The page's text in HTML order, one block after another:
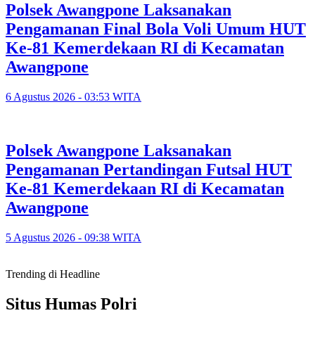
‎Polsek Awangpone Laksanakan
Pengamanan Final Bola Voli Umum HUT
Ke-81 Kemerdekaan RI di Kecamatan
Awangpone
6 Agustus 2026 - 03:53 WITA
Polsek Awangpone Laksanakan
Pengamanan Pertandingan Futsal HUT
Ke-81 Kemerdekaan RI di Kecamatan
Awangpone
5 Agustus 2026 - 09:38 WITA
Trending di Headline
Situs Humas Polri